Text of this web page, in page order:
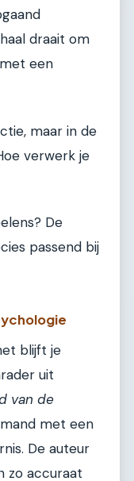
draait om
een
maar in de
verwerk je
De
passend bij
blijft je
uit
van de
met een
De auteur
zo accuraat